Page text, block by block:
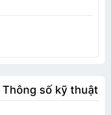
Thông số kỹ thuật